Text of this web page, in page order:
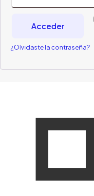
Acceder
¿Olvidaste la contraseña?